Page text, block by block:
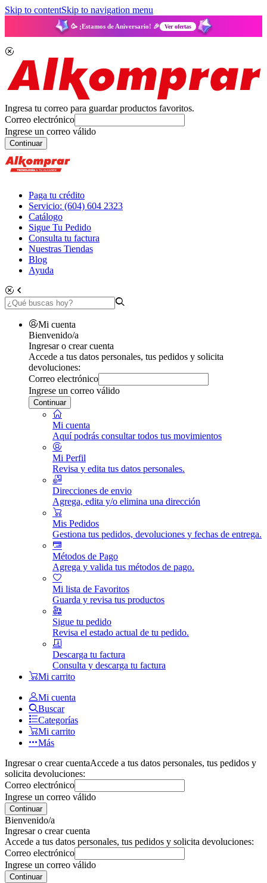
Skip to contentSkip to navigation menu
🥳 ¡Estamos de Aniversario! 🎉 Ver ofertas
Ingresa tu correo para guardar productos favoritos.
Correo electrónico
Ingrese un correo válido
Continuar
Paga tu crédito
Servicio: (604) 604 2323
Catálogo
Sigue Tu Pedido
Consulta tu factura
Nuestras Tiendas
Blog
Ayuda
Mi cuenta
Bienvenido/a
Ingresar o crear cuenta
Accede a tus datos personales, tus pedidos y solicita
devoluciones:
Correo electrónico
Ingrese un correo válido
Continuar
Mi cuenta
Aquí podrás consultar todos tus movimientos
Mi Perfil
Revisa y edita tus datos personales.
Direcciones de envio
Agrega, edita y/o elimina una dirección
Mis Pedidos
Gestiona tus pedidos, devoluciones y fechas de entrega.
Métodos de Pago
Agrega y valida tus métodos de pago.
Mi lista de Favoritos
Guarda y revisa tus productos
Sigue tu pedido
Revisa el estado actual de tu pedido.
Descarga tu factura
Consulta y descarga tu factura
Mi carrito
Mi cuenta
Buscar
Categorías
Mi carrito
Más
Ingresar o crear cuentaAccede a tus datos personales, tus pedidos y
solicita devoluciones:
Correo electrónico
Ingrese un correo válido
Continuar
Bienvenido/a
Ingresar o crear cuenta
Accede a tus datos personales, tus pedidos y solicita devoluciones:
Correo electrónico
Ingrese un correo válido
Continuar